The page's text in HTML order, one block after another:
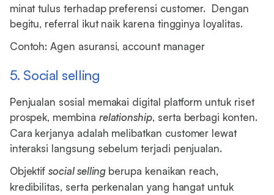
minat tulus terhadap preferensi customer. Dengan
begitu, referral ikut naik karena tingginya loyalitas.
Contoh: Agen asuransi, account manager
5. Social selling
Penjualan sosial memakai digital platform untuk riset
prospek, membina relationship, serta berbagi konten.
Cara kerjanya adalah melibatkan customer lewat
interaksi langsung sebelum terjadi penjualan.
Objektifsocial selling berupa kenaikan reach,
kredibilitas, serta perkenalan yang hangat untuk